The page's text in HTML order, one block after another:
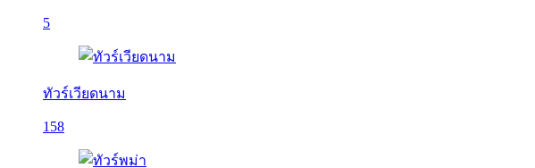
5
ทัวร์เวียดนาม
158